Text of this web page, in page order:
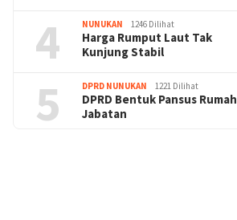
4 NUNUKAN 1246 Dilihat
Harga Rumput Laut Tak
Kunjung Stabil
5 DPRD NUNUKAN 1221 Dilihat
DPRD Bentuk Pansus Rumah
Jabatan